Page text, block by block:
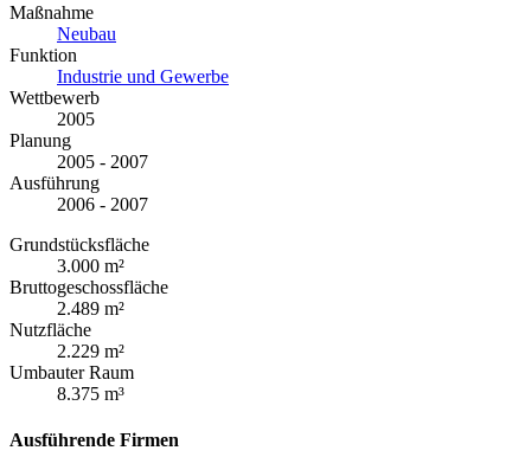
Maßnahme
Neubau
Funktion
Industrie und Gewerbe
Wettbewerb
2005
Planung
2005 - 2007
Ausführung
2006 - 2007
Grundstücksfläche
3.000 m²
Bruttogeschossfläche
2.489 m²
Nutzfläche
2.229 m²
Umbauter Raum
8.375 m³
Ausführende Firmen